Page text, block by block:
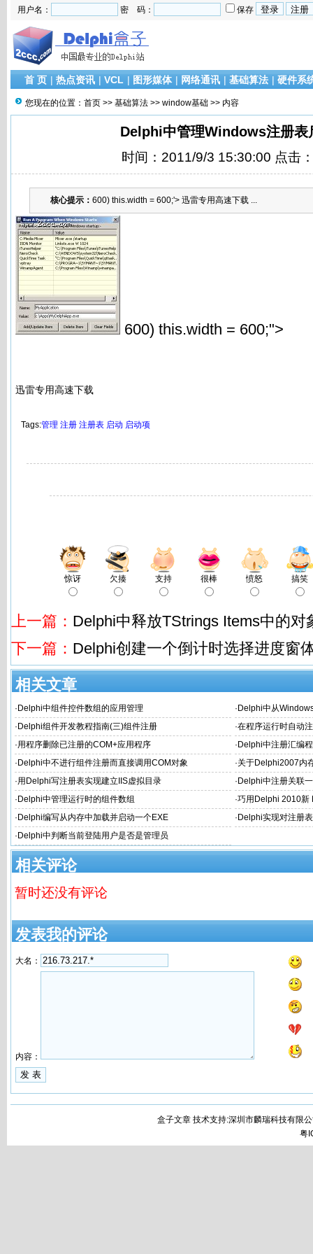
用户名： 密 码： 保存
首 页 | 热点资讯 | VCL | 图形媒体 | 网络通讯 | 基础算法 | 硬件系
您现在的位置： 首页 >> 基础算法 >> window基础 >> 内容
Delphi中管理Windows注册表
时间：2011/9/3 15:30:00 点击
核心提示： 600) this.width = 600;'> 迅雷专用高速下载 ...
600) this.width = 600;">
迅雷专用高速下载
Tags:管理 注册 注册表 启动 启动项
惊讶 欠揍 支持 很棒 愤怒 搞笑
上一篇： Delphi中释放TStrings Items中的对
下一篇： Delphi创建一个倒计时选择进度窗
相关文章
· Delphi中组件控件数组的应用管理 · Delphi中从
件上
· Delphi组件开发教程指南(三)组件注册 ·在程序运行时自动
·用程序删除已注册的COM+应用程序 · Delphi中注册汇编
· Delphi中不进行组件注册而直接调用COM对象 ·关于Delphi2007内
·用Delphi写注册表实现建立IIS虚拟目录 · Delphi中注册关联
· Delphi中管理运行时的组件数组 ·巧用Delphi 2010新
· Delphi编写从内存中加载并启动一个EXE · Delphi实现对注册
· Delphi中判断当前登陆用户是否是管理员
相关评论
暂时还没有评论
发表我的评论
大名：
内容：
盒子文章 技术支持:深圳市麟瑞科技有限
粤